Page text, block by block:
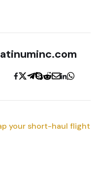
your short-haul flight